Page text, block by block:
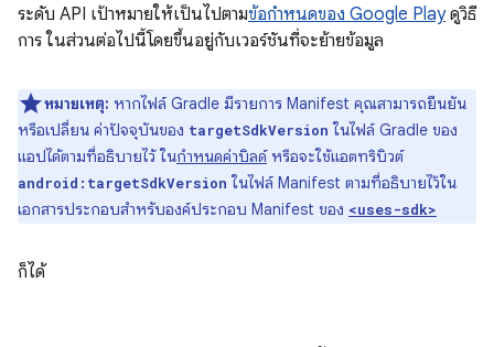
ระดับ API เป้าหมายให้เป็นไปตามข้อกำหนดของ Google Playดูวิธี
การ ในส่วนต่อไปนี้โดยขึ้นอยู่กับเวอร์ชันที่จะย้ายข้อมูล
หมายเหตุ: หากไฟล์ Gradle มีรายการ Manifest คุณสามารถยืนยัน
หรือเปลี่ยน ค่าปัจจุบันของ targetSdkVersion ในไฟล์ Gradle ของ
แอปได้ตามที่อธิบายไว้ ในกำหนดค่าบิลด์หรือจะใช้แอตทริบิวต์
android:targetSdkVersion ในไฟล์ Manifest ตามที่อธิบายไว้ใน
เอกสารประกอบสำหรับองค์ประกอบ Manifest ของ <uses-sdk>
ก็ได้